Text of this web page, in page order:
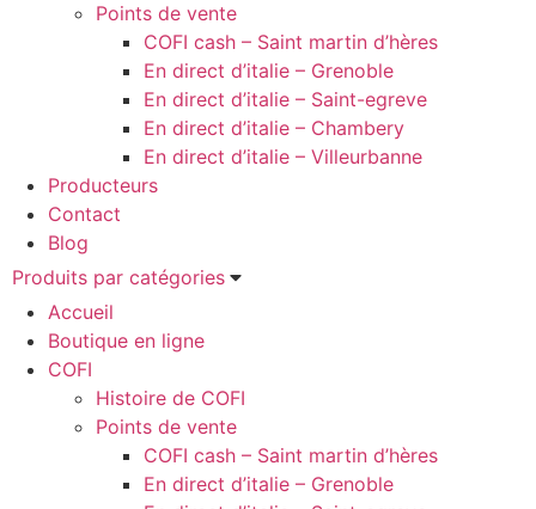
Points de vente
COFI cash – Saint martin d’hères
En direct d’italie – Grenoble
En direct d’italie – Saint-egreve
En direct d’italie – Chambery
En direct d’italie – Villeurbanne
Producteurs
Contact
Blog
Produits par catégories
Accueil
Boutique en ligne
COFI
Histoire de COFI
Points de vente
COFI cash – Saint martin d’hères
En direct d’italie – Grenoble